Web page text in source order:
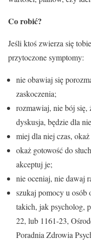
Co robić?
Jeśli ktoś zwierza się
przytoczone symptomy:
nie obawiaj się
zaskoczenia;
rozmawiaj, nie bój się,
dyskusja, będzie dla
miej dla niej czas,
okaż gotowość do
akceptuj je;
nie oceniaj, nie dawaj
szukaj pomocy u osób
takich, jak psycholog,
22, lub 1161-23,
Poradnia Zdrowia